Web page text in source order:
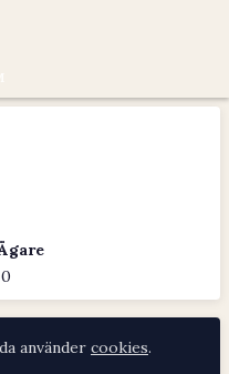
0
använder cookies.